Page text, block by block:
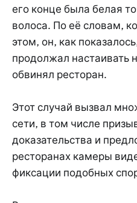
его конце была белая
волоса. По её словам,
этом, он, как
продолжал настаивать
обвинял ресторан.
Этот случай вызвал
сети, в том числе
доказательства и
ресторанах камеры
фиксации подобных